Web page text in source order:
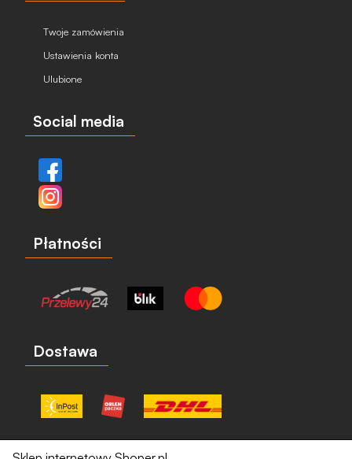
Twoje zamówienia
Ustawienia konta
Ulubione
Social media
Płatności
Dostawa